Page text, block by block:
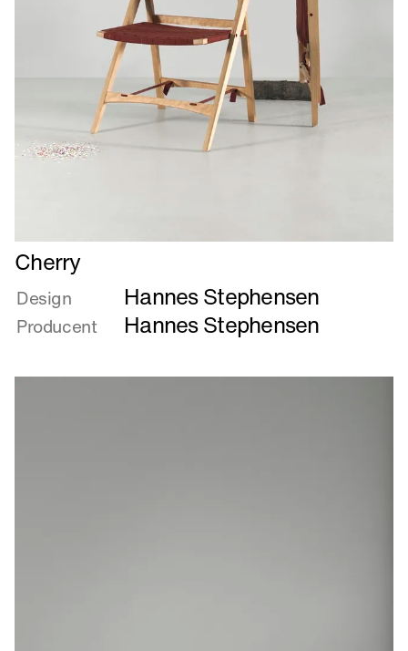
Læs
mere
om
Cherry
Cherry
Design Hannes Stephensen
Producent Hannes Stephensen